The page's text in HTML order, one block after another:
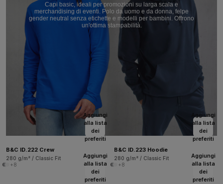
Capi basic, ideali per promozioni su larga scala e
merchandising di eventi. Polo da uomo e da donna, felpe
gender neutral senza etichette e modelli per bambini. Offrono
un'ottima stampabilità.
Aggiungi
alla lista
dei
preferiti
B&C ID.222 Crew
280 g/m² / Classic Fit
+8
Aggiungi
alla lista
dei
preferiti
B&C ID.223 Hoodie
280 g/m² / Classic Fit
+8
Aggiungi
alla lista
dei
preferiti
Aggiungi
alla lista
dei
preferiti